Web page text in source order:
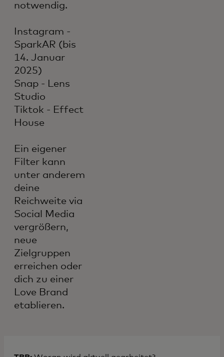
notwendig.
Instagram -
SparkAR (bis
14. Januar
2025)
Snap - Lens
Studio
Tiktok - Effect
House
Ein eigener
Filter kann
unter anderem
deine
Reichweite via
Social Media
vergrößern,
neue
Zielgruppen
erreichen oder
dich zu einer
Love Brand
etablieren.